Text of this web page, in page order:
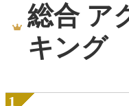
総合 ア
キング